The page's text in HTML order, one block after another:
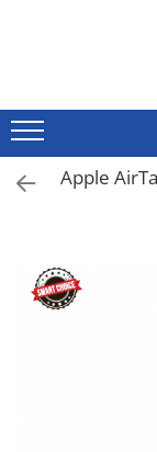
Laptop, Tablete &
Laptop /
Notebook
Componente
Tablete & accesorii
Apple